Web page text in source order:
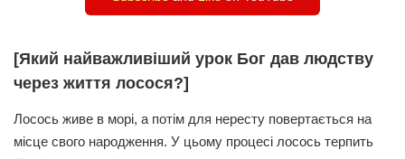
기
[Який найважливіший урок Бог дав людству
через життя лосося?]
Лосось живе в морі, а потім для нересту повертається на
місце свого народження. У цьому процесі лосось терпить